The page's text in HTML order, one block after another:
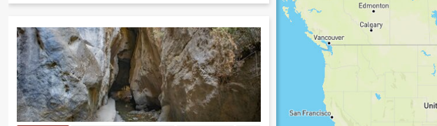
5.770 Routentyp
Hin- und Zurück
Rundwanderung
Strecke